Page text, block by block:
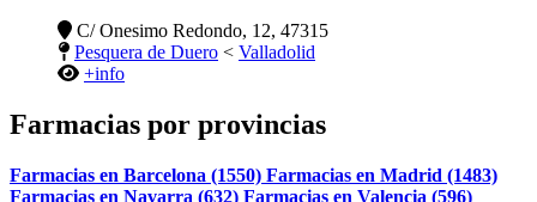
C/ Onesimo Redondo, 12, 47315
Pesquera de Duero < Valladolid
+info
Farmacias por provincias
Farmacias en Barcelona (1550) Farmacias en Madrid (1483)
Farmacias en Navarra (632) Farmacias en Valencia (596)